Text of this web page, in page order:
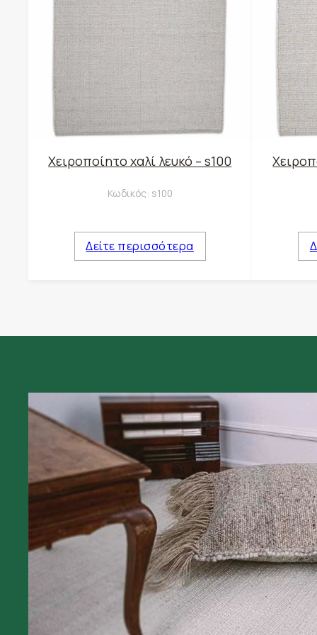
Χειροποίητο χαλί λευκό – s100
Κωδικός: s100
Δείτε περισσότερα